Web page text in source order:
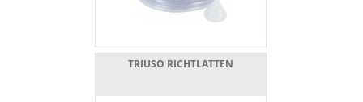
TRIUSO RICHTLATTEN